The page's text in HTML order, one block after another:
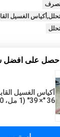
الغسيل
احصل على افضل
أكياس الغسيل
36 "× 39" (1 مل، 100 كيس)